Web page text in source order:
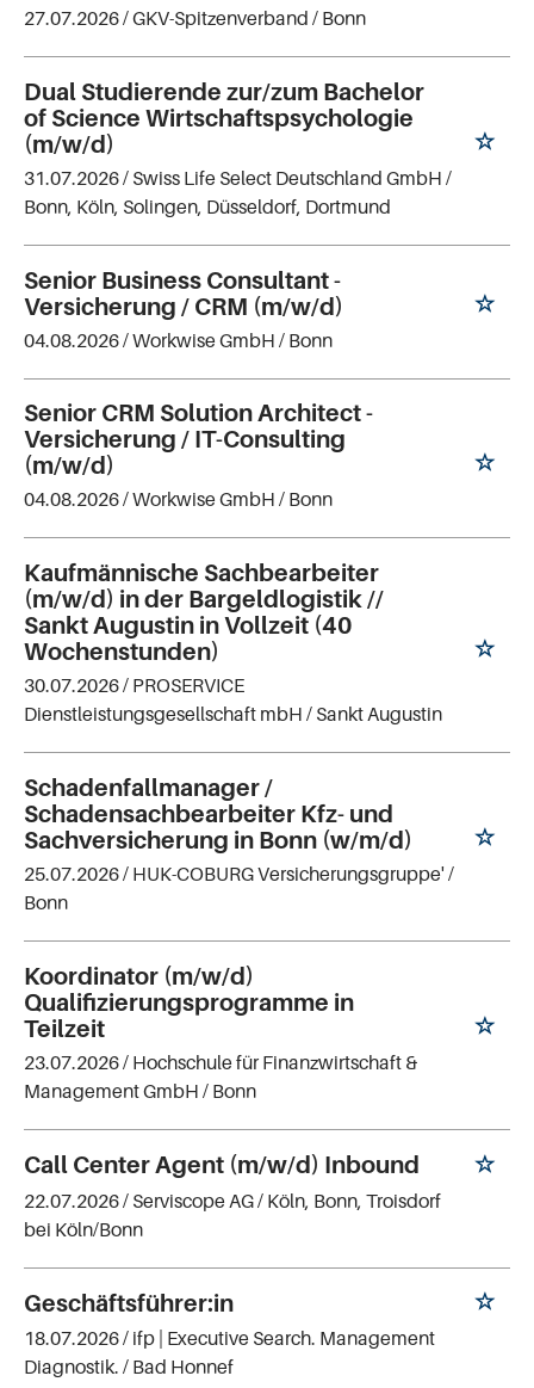
27.07.2026 /GKV-Spitzenverband / Bonn
Dual Studierende zur/zum Bachelor
of Science Wirtschaftspsychologie
(m/w/d)
31.07.2026 / Swiss Life Select Deutschland GmbH /
Bonn, Köln, Solingen, Düsseldorf, Dortmund
Senior Business Consultant -
Versicherung / CRM (m/w/d)
04.08.2026 /Workwise GmbH / Bonn
Senior CRM Solution Architect -
Versicherung / IT-Consulting
(m/w/d)
04.08.2026 /Workwise GmbH / Bonn
Kaufmännische Sachbearbeiter
(m/w/d) in der Bargeldlogistik //
Sankt Augustin in Vollzeit (40
Wochenstunden)
30.07.2026 / PROSERVICE
Dienstleistungsgesellschaft mbH / Sankt Augustin
Schadenfallmanager /
Schadensachbearbeiter Kfz- und
Sachversicherung in Bonn (w/m/d)
25.07.2026 / HUK-COBURG Versicherungsgruppe' /
Bonn
Koordinator (m/w/d)
Qualifizierungsprogramme in
Teilzeit
23.07.2026 / Hochschule für Finanzwirtschaft &
Management GmbH / Bonn
Call Center Agent (m/w/d) Inbound
22.07.2026 / Serviscope AG/ Köln, Bonn, Troisdorf
bei Köln/Bonn
Geschäftsführer:in
18.07.2026 / ifp | Executive Search. Management
Diagnostik. / Bad Honnef